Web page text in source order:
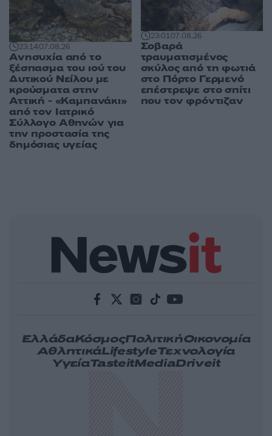
23:1407.08.26
Ανησυχία από το
ξέσπασμα του ιού του
Δυτικού Νείλου με
κρούσματα στην
Αττική - «Καμπανάκι»
από τον Ιατρικό
Σύλλογο Αθηνών για
την προστασία της
δημόσιας υγείας
23:0107.08.26
Σοβαρά
τραυματισμένος
σκύλος από τη φωτιά
στο Πόρτο Γερμενό
επέστρεψε στο σπίτι
που τον φρόντιζαν
ΕλλάδαΚόσμοςΠολιτικήΟικονομία
ΑθλητικάLifestyleΤεχνολογία
ΥγείαTasteitMediaDriveit